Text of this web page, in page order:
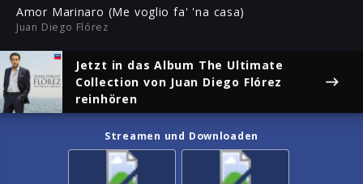
Amor Marinaro (Me voglio fa' 'na casa)
Juan Diego Flórez
Jetzt in das Album The Ultimate
Collection von Juan Diego Flórez
reinhören
Streamen und Downloaden